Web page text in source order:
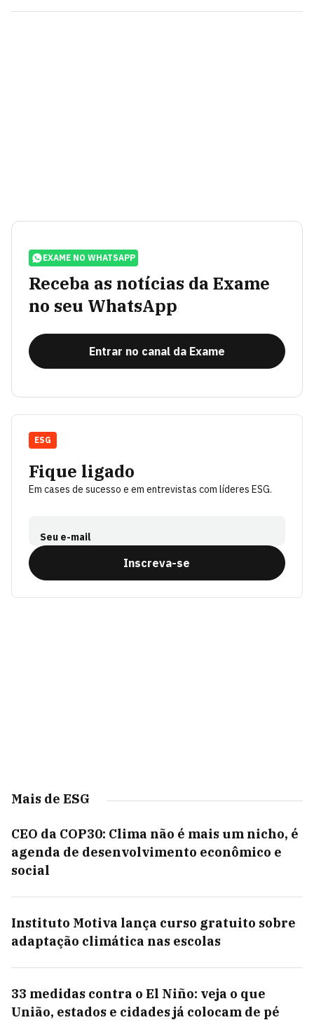
EXAME NO WHATSAPP
Receba as notícias da Exame
no seu WhatsApp
Entrar no canal da Exame
Fique ligado
Em cases de sucesso e em entrevistas com líderes ESG.
Seu e-mail
Inscreva-se
ESG
Mais de ESG
CEO da COP30: Clima não é mais um nicho, é
agenda de desenvolvimento econômico e
social
Instituto Motiva lança curso gratuito sobre
adaptação climática nas escolas
33 medidas contra o El Niño: veja o que
União, estados e cidades já colocam de pé